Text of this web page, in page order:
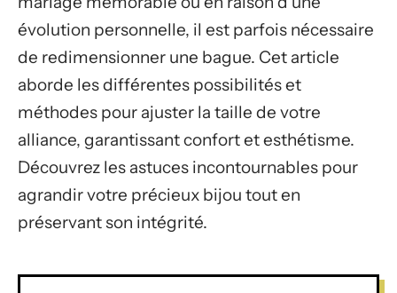
évolution personnelle, il est parfois nécessaire
de redimensionner une bague. Cet article
aborde les différentes possibilités et
méthodes pour ajuster la taille de votre
alliance, garantissant confort et esthétisme.
Découvrez les astuces incontournables pour
agrandir votre précieux bijou tout en
préservant son intégrité.